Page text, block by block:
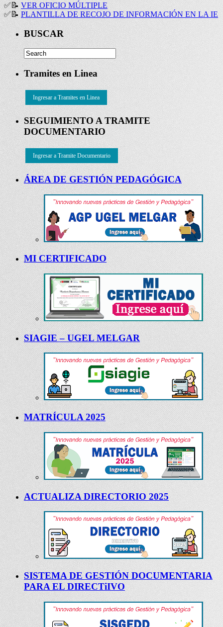
✅📝VER OFICIO MÚLTIPLE
✅📝PLANTILLA DE RECOJO DE INFORMACIÓN EN LA IE
BUSCAR
Tramites en Linea
Ingresar a Tramites en Linea
SEGUIMIENTO A TRAMITE
DOCUMENTARIO
Ingresar a Tramite Documentario
ÁREA DE GESTIÓN PEDAGÓGICA
MI CERTIFICADO
SIAGIE – UGEL MELGAR
MATRÍCULA 2025
ACTUALIZA DIRECTORIO 2025
SISTEMA DE GESTIÓN DOCUMENTARIA
PARA EL DIRECTiIVO